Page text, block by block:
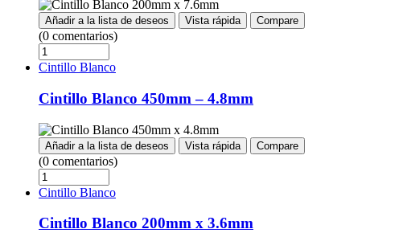
Añadir a la lista de deseos Vista rápida Compare
(0 comentarios)
Cintillo Blanco
Cintillo Blanco 450mm – 4.8mm
Añadir a la lista de deseos Vista rápida Compare
(0 comentarios)
Cintillo Blanco
Cintillo Blanco 200mm x 3.6mm